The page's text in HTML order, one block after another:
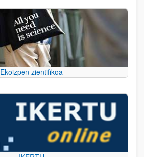
Ekoizpen zientifikoa